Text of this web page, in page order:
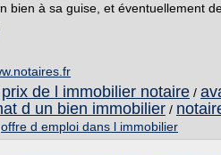
bien à sa guise, et éventuellement
prix de l immobilier notaire /
d un bien immobilier /
offre d emploi dans l immobilier